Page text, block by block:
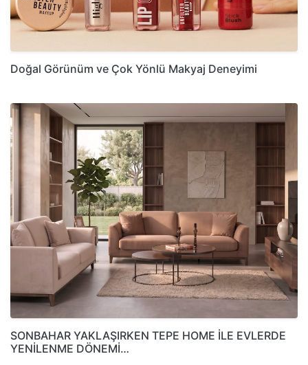
Doğal Görünüm ve Çok Yönlü Makyaj Deneyimi
SONBAHAR YAKLAŞIRKEN TEPE HOME İLE EVLERDE
YENİLENME DÖNEMİ…